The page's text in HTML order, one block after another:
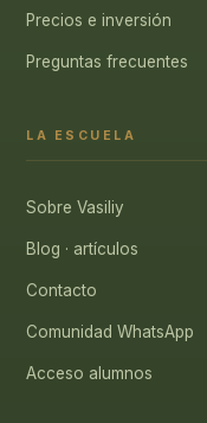
Precios e inversión
Preguntas frecuentes
LA ESCUELA
Sobre Vasiliy
Blog · artículos
Contacto
Comunidad WhatsApp
Acceso alumnos